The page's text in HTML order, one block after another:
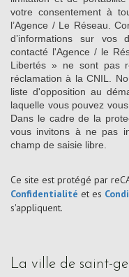
votre consentement à
l’Agence / Le Réseau.
d’informations sur vos
contacté l'Agence / le
Libertés » ne sont pas
réclamation à la CNIL.
liste d'opposition au
laquelle vous pouvez
Dans le cadre de la
vous invitons à ne pas
champ de saisie libre.
Ce site est protégé par
Confidentialité et es
s'appliquent.
la ville de saint-